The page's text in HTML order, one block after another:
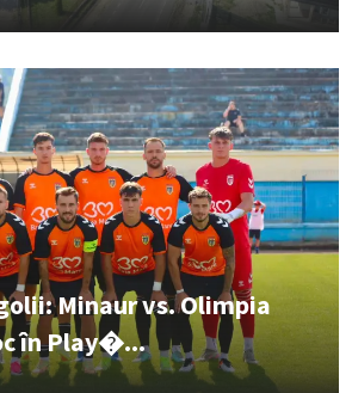
Minaur vs. Olimpia
în Play�...